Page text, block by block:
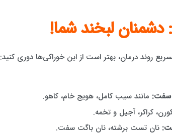
دشمنان لبخند شما!
روند درمان، بهتر است از این خوراکی‌ها دوری کنید:
سفت: مانند سیب کامل، هویج خام، کاهو.
کراکر، آجیل و تخمه.
نان تست برشته، نان باگت سفت.